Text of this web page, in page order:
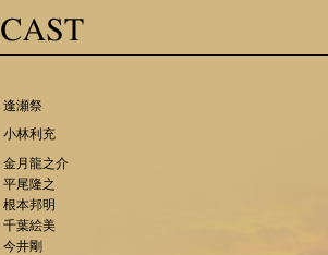
逢瀬祭
小林利充
金月龍之介
平尾隆之
根本邦明
千葉絵美
今井剛